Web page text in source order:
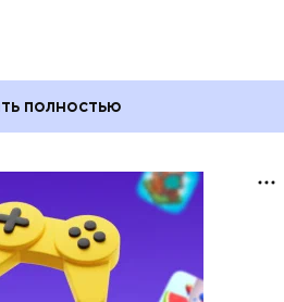
полностью